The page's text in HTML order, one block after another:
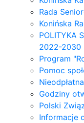
Rada
Konińska
POLITYKA
2022-2030
Program
Pomoc
Godziny
Polski
Informacje